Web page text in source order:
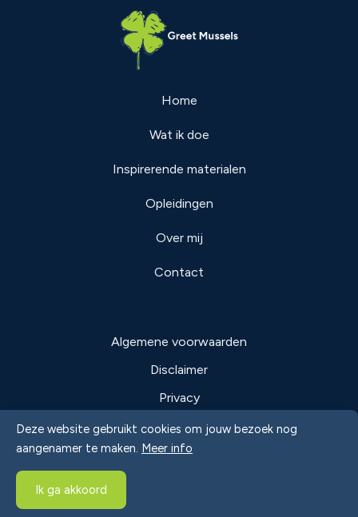
Deze website gebruikt cookies om jouw bezoek nog
aangenamer te maken. Meer info
Ik ga akkoord
Home
Wat ik doe
Inspirerende materialen
Opleidingen
Over mij
Contact
© 2026 Greet Mussels
Algemene voorwaarden
Disclaimer
Privacy
Cookies